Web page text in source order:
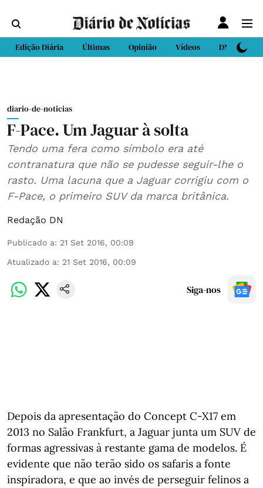
Edição Diária Últimas Opinião Vídeos DN Sport
diario-de-noticias
F-Pace. Um Jaguar à solta
Tendo uma fera como símbolo era até
contranatura que não se pudesse seguir-lhe o
rasto. Uma lacuna que a Jaguar corrigiu com o
F-Pace, o primeiro SUV da marca britânica.
Redação DN
Publicado a: 21 Set 2016, 00:09
Atualizado a: 21 Set 2016, 00:09
Siga-nos
Depois da apresentação do Concept C-X17 em
2013 no Salão Frankfurt, a Jaguar junta um SUV de
formas agressivas à restante gama de modelos. É
evidente que não terão sido os safaris a fonte
inspiradora, e que ao invés de perseguir felinos a